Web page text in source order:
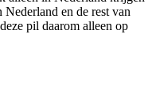
en de rest van
pil daarom alleen op